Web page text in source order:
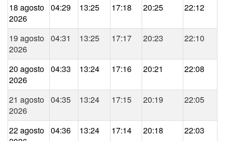
18 agosto
2026
04:29 13:25 17:18 20:25 22:12
19 agosto
2026
04:31 13:25 17:17 20:23 22:10
20 agosto
2026
04:33 13:24 17:16 20:21 22:08
21 agosto
2026
04:35 13:24 17:15 20:19 22:05
22 agosto 04:36 13:24 17:14 20:18 22:03